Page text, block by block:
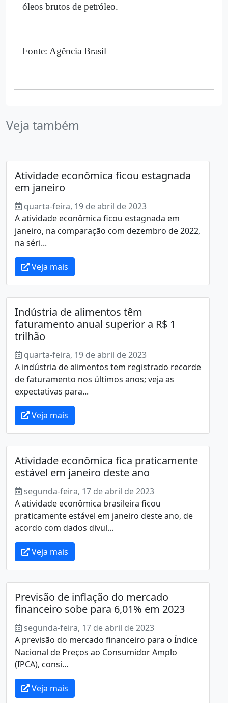
óleos brutos de petróleo.
Fonte: Agência Brasil
Veja também
Atividade econômica ficou estagnada
em janeiro
quarta-feira, 19 de abril de 2023
A atividade econômica ficou estagnada em
janeiro, na comparação com dezembro de 2022,
na séri...
Veja mais
Indústria de alimentos têm
faturamento anual superior a R$ 1
trilhão
quarta-feira, 19 de abril de 2023
A indústria de alimentos tem registrado recorde
de faturamento nos últimos anos; veja as
expectativas para...
Veja mais
Atividade econômica fica praticamente
estável em janeiro deste ano
segunda-feira, 17 de abril de 2023
A atividade econômica brasileira ficou
praticamente estável em janeiro deste ano, de
acordo com dados divul...
Veja mais
Previsão de inflação do mercado
financeiro sobe para 6,01% em 2023
segunda-feira, 17 de abril de 2023
A previsão do mercado financeiro para o Índice
Nacional de Preços ao Consumidor Amplo
(IPCA), consi...
Veja mais